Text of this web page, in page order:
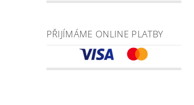
PŘIJÍMÁME ONLINE PLATBY